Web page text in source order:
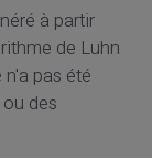
à partir
de Luhn
pas été
des